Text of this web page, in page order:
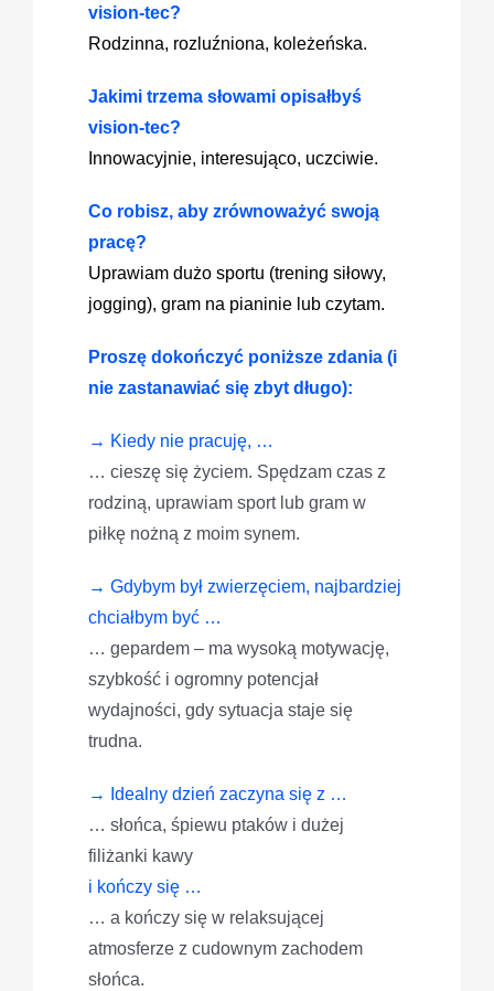
vision-tec?
Rodzinna, rozluźniona, koleżeńska.
Jakimi trzema słowami opisałbyś
vision-tec?
Innowacyjnie, interesująco, uczciwie.
Co robisz, aby zrównoważyć swoją
pracę?
Uprawiam dużo sportu (trening siłowy,
jogging), gram na pianinie lub czytam.
Proszę dokończyć poniższe zdania (i
nie zastanawiać się zbyt długo):
→ Kiedy nie pracuję, …
… cieszę się życiem. Spędzam czas z
rodziną, uprawiam sport lub gram w
piłkę nożną z moim synem.
→ Gdybym był zwierzęciem, najbardziej
chciałbym być …
… gepardem – ma wysoką motywację,
szybkość i ogromny potencjał
wydajności, gdy sytuacja staje się
trudna.
→ Idealny dzień zaczyna się z …
… słońca, śpiewu ptaków i dużej
filiżanki kawy
i kończy się …
… a kończy się w relaksującej
atmosferze z cudownym zachodem
słońca.